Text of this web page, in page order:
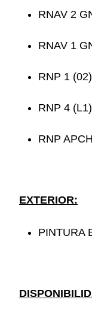
RNAV 2
RNAV 1
RNP 1 (02)
RNP 4 (L1)
RNP
EXTERIOR:
PINTURA